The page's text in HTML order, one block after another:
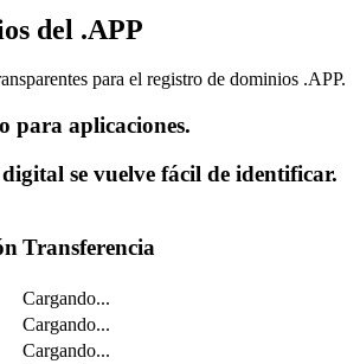
del .APP
para el registro de dominios .APP.
para aplicaciones.
se vuelve fácil de identificar.
Transferencia
Cargando...
Cargando...
Cargando...